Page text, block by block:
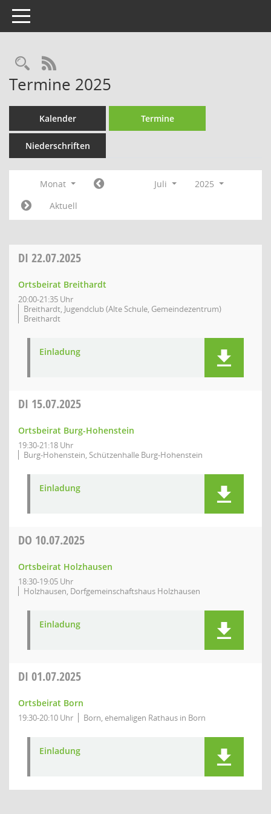
Toggle navigation
Rechercheauswahl
RSS-Feed
Termine 2025
Kalender Termine
Niederschriften
Monat Juli
2025
Aktuell
DI 22.07.2025
Ortsbeirat Breithardt
20:00-21:35 Uhr
Breithardt, Jugendclub (Alte Schule, Gemeindezentrum)
Breithardt
Einladung
DI 15.07.2025
Ortsbeirat Burg-Hohenstein
19:30-21:18 Uhr
Burg-Hohenstein, Schützenhalle Burg-Hohenstein
Einladung
DO 10.07.2025
Ortsbeirat Holzhausen
18:30-19:05 Uhr
Holzhausen, Dorfgemeinschaftshaus Holzhausen
Einladung
DI 01.07.2025
Ortsbeirat Born
19:30-20:10 Uhr Born, ehemaligen Rathaus in Born
Einladung